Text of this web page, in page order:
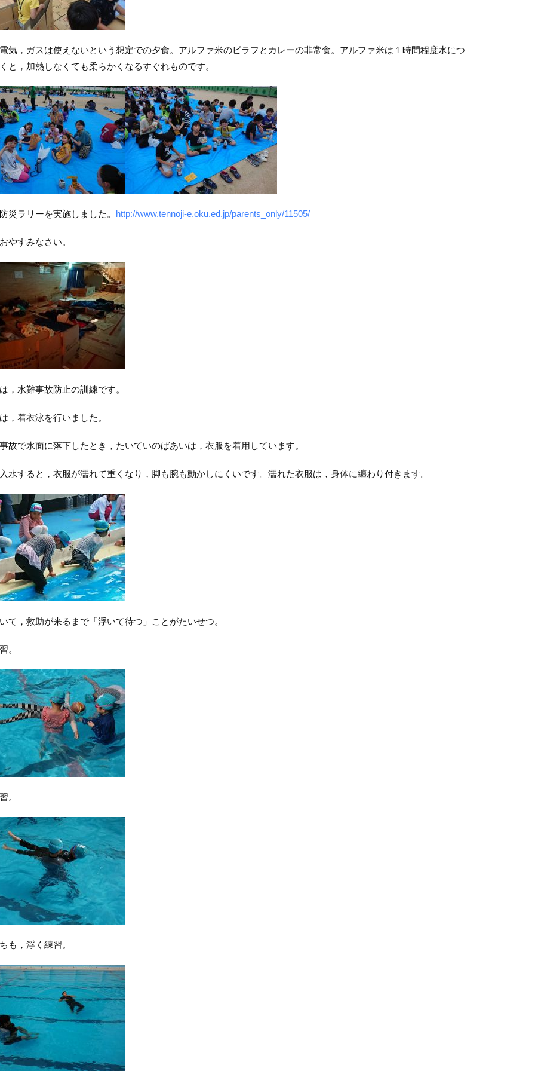
気，ガスは使えないという想定での夕食。アルファ米のピラフとカレーの非常食。アルファ米は１時間程度水につ
と，加熱しなくても柔らかくなるすぐれものです。
災ラリーを実施しました。 http://www.tennoji-e.oku.ed.jp/parents_only/11505/
やすみなさい。
，水難事故防止の訓練です。
，着衣泳を行いました。
故で水面に落下したとき，たいていのばあいは，衣服を着用しています。
水すると，衣服が濡れて重くなり，脚も腕も動かしにくいです。濡れた衣服は，身体に纏わり付きます。
て，救助が来るまで「浮いて待つ」ことがたいせつ。
。
。
も，浮く練習。